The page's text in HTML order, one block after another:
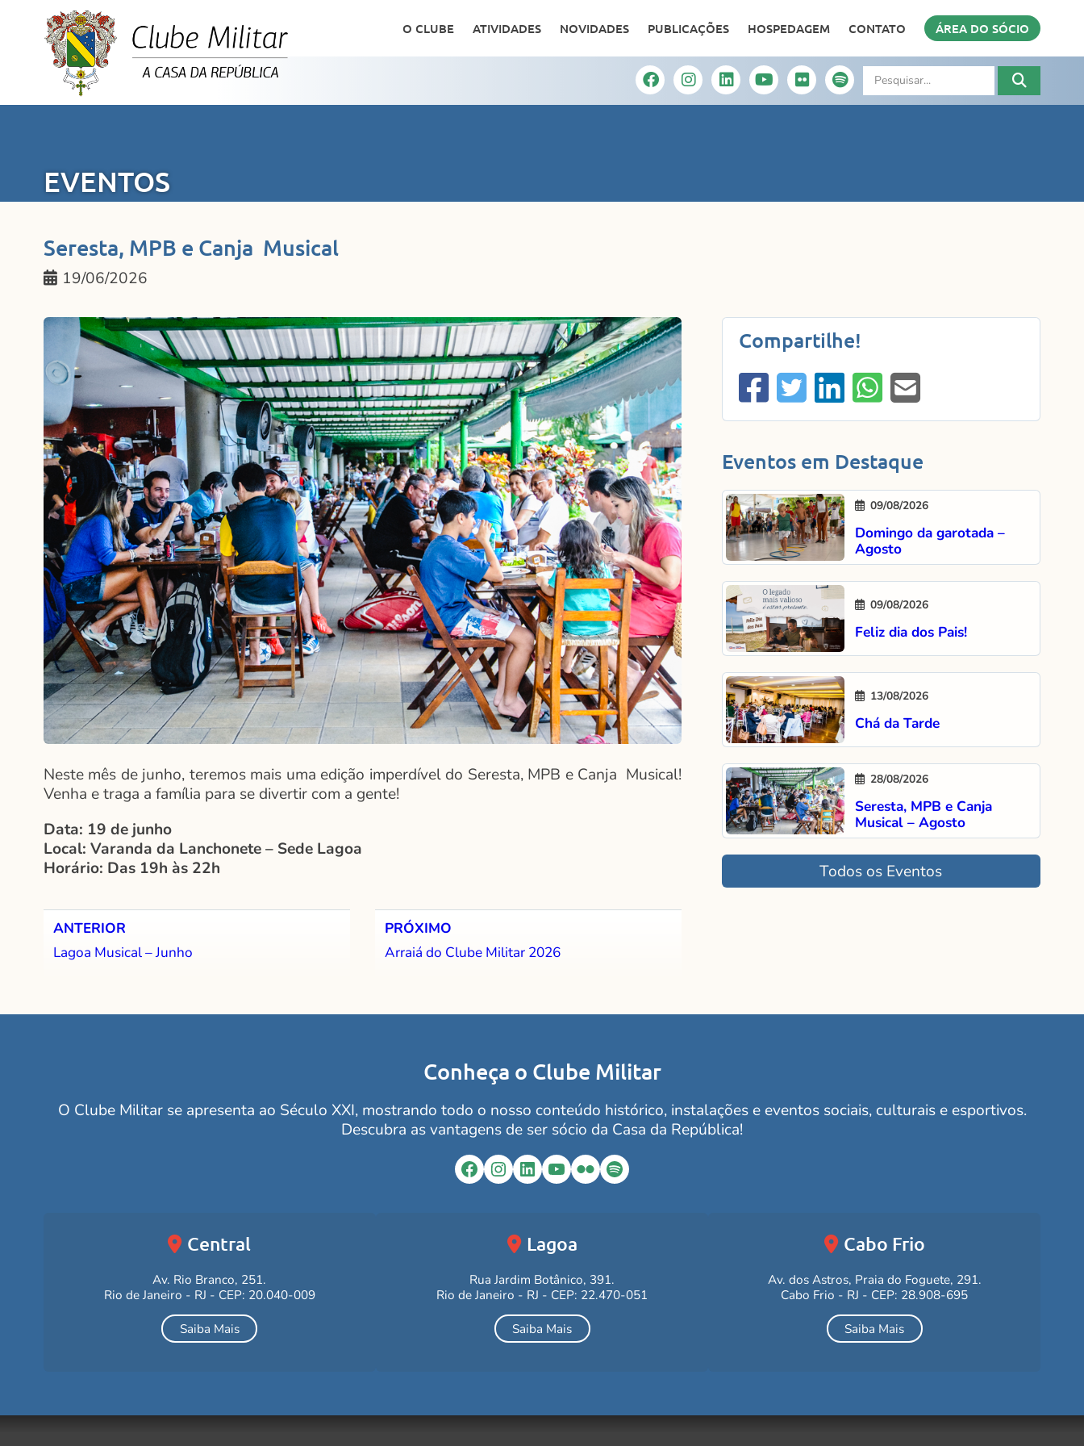
O CLUBE ATIVIDADES NOVIDADES PUBLICAÇÕES HOSPEDAGEM CONTATO ÁREA DO SÓCIO
EVENTOS
Seresta, MPB e Canja Musical
19/06/2026
Neste mês de junho, teremos mais uma edição imperdível do Seresta, MPB e Canja Musical!
Venha e traga a família para se divertir com a gente!
Data: 19 de junho
Local: Varanda da Lanchonete – Sede Lagoa
Horário: Das 19h às 22h
ANTERIOR
Lagoa Musical – Junho
PRÓXIMO
Arraiá do Clube Militar 2026
Compartilhe!
Eventos em Destaque
09/08/2026
Domingo da garotada –
Agosto
09/08/2026
Feliz dia dos Pais!
13/08/2026
Chá da Tarde
28/08/2026
Seresta, MPB e Canja
Musical – Agosto
Todos os Eventos
Conheça o Clube Militar
O Clube Militar se apresenta ao Século XXI, mostrando todo o nosso conteúdo histórico, instalações e eventos sociais, culturais e esportivos.
Descubra as vantagens de ser sócio da Casa da República!
Facebook
Instagram
LinkedIn
YouTube
FlickrSpotify
Central
Av. Rio Branco, 251.
Rio de Janeiro - RJ - CEP: 20.040-009
Saiba Mais
Lagoa
Rua Jardim Botânico, 391.
Rio de Janeiro - RJ - CEP: 22.470-051
Saiba Mais
Cabo Frio
Av. dos Astros, Praia do Foguete, 291.
Cabo Frio - RJ - CEP: 28.908-695
Saiba Mais